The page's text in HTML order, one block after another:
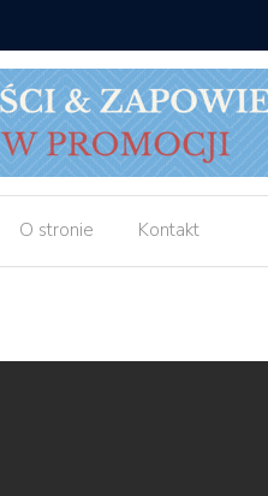
O stronie Kontakt